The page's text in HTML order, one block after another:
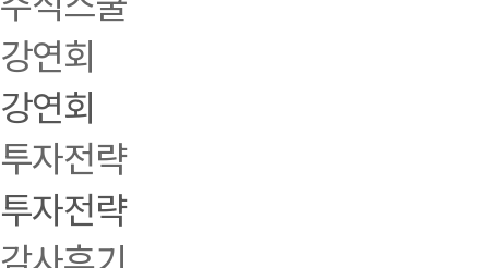
강연회
강연회
투자전략
투자전략